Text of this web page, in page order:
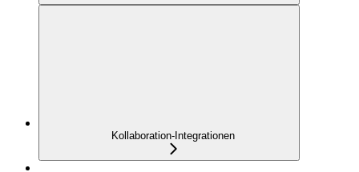
Kollaboration-Integrationen